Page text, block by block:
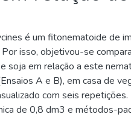
é um fitonematoide de
isso, objetivou-se
soja em relação a este
A e B), em casa de
com seis
de 0,8 dm3 e métodos-